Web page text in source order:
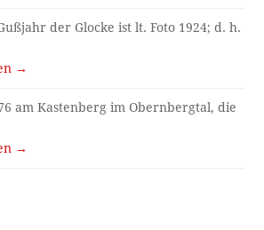
der Glocke ist lt. Foto 1924; d. h.
→
am Kastenberg im Obernbergtal, die
→